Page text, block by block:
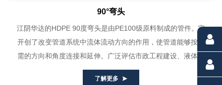
90°弯头
江阴华达的HDPE 90度弯头是由PE100级原料制成的管件。它
开创了改变管道系统中流体流动方向的作用，使管道能够按所
需的方向和角度连接和延伸。广泛评估市政工程建设、液体、
气体管道等需要直...
了解更多